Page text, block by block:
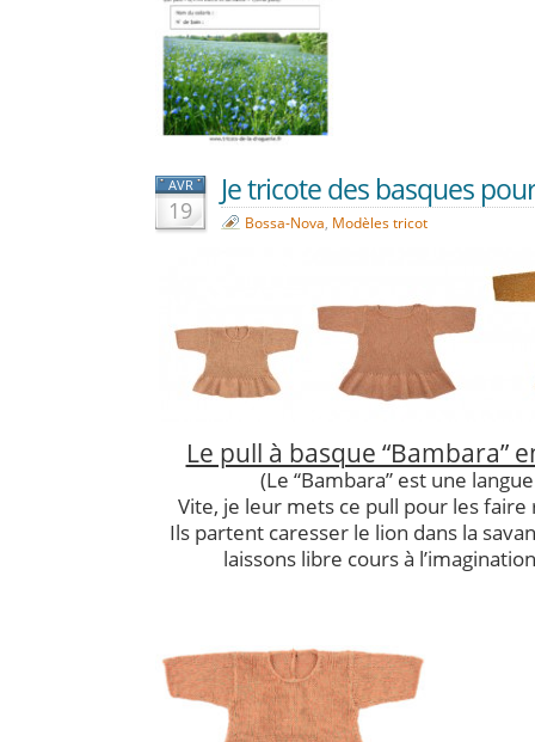
AVR
19
Je tricote des basques
Bossa-Nova, Modèles tricot
Le pull à basque “Bambara”
(Le “Bambara” est une
Vite, je leur mets ce pull pour les
Ils partent caresser le lion dans la
laissons libre cours à